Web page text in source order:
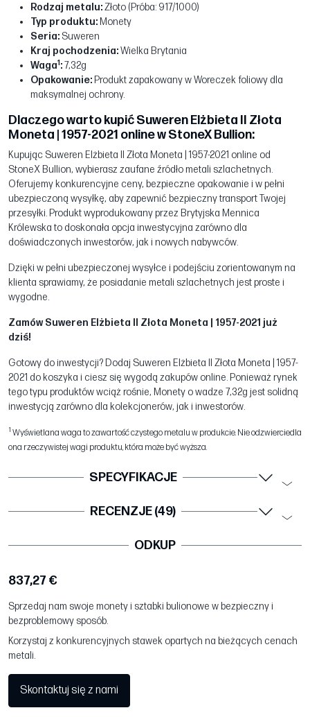
Rodzaj metalu:Złoto (Próba: 917/1000)
Typ produktu: Monety
Seria: Suweren
Kraj pochodzenia:Wielka Brytania
Waga1:7,32g
Opakowanie: Produkt zapakowany w Woreczek foliowy dla
maksymalnej ochrony.
Dlaczego warto kupić Suweren Elżbieta II Złota
Moneta | 1957-2021 online w StoneX Bullion:
Kupując Suweren Elżbieta II Złota Moneta | 1957-2021 online od
StoneX Bullion, wybierasz zaufane źródło metali szlachetnych.
Oferujemy konkurencyjne ceny, bezpieczne opakowanie i w pełni
ubezpieczoną wysyłkę, aby zapewnić bezpieczny transport Twojej
przesyłki. Produkt wyprodukowany przez Brytyjska Mennica
Królewska to doskonała opcja inwestycyjna zarówno dla
doświadczonych inwestorów, jak i nowych nabywców.
Dzięki w pełni ubezpieczonej wysyłce i podejściu zorientowanym na
klienta sprawiamy, że posiadanie metali szlachetnych jest proste i
wygodne.
Zamów Suweren Elżbieta II Złota Moneta | 1957-2021 już
dziś!
Gotowy do inwestycji? Dodaj Suweren Elżbieta II Złota Moneta | 1957-
2021 do koszyka i ciesz się wygodą zakupów online. Ponieważ rynek
tego typu produktów wciąż rośnie, Monety o wadze 7,32g jest solidną
inwestycją zarówno dla kolekcjonerów, jak i inwestorów.
1 Wyświetlana waga to zawartość czystego metalu w produkcie. Nie odzwierciedla
ona rzeczywistej wagi produktu, która może być wyższa.
SPECYFIKACJE
RECENZJE (49)
ODKUP
837,27 €
Sprzedaj nam swoje monety i sztabki bulionowe w bezpieczny i
bezproblemowy sposób.
Korzystaj z konkurencyjnych stawek opartych na bieżących cenach
metali.
Skontaktuj się z nami